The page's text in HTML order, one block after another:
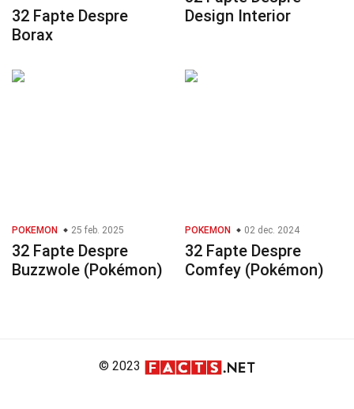
32 Fapte Despre
Borax
Design Interior
POKEMON 25 feb. 2025
32 Fapte Despre
Buzzwole (Pokémon)
POKEMON 02 dec. 2024
32 Fapte Despre
Comfey (Pokémon)
© 2023